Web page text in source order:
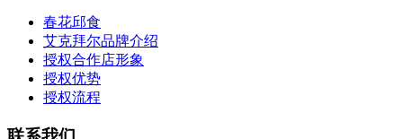
春花邱食
艾克拜尔品牌介绍
授权合作店形象
授权优势
授权流程